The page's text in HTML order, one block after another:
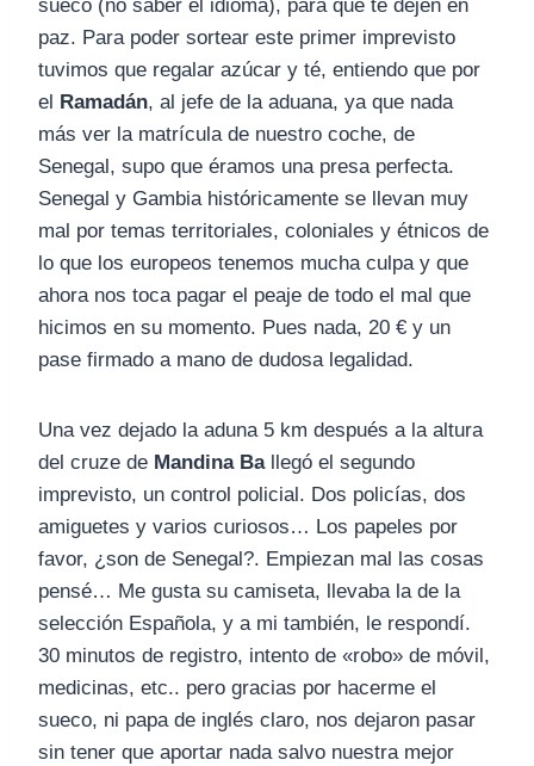
sueco (no saber el idioma), para que te dejen en
paz. Para poder sortear este primer imprevisto
tuvimos que regalar azúcar y té, entiendo que por
el
Ramadán, al jefe de la aduana, ya que nada
más ver la matrícula de nuestro coche, de
Senegal, supo que éramos una presa perfecta.
Senegal y Gambia históricamente se llevan muy
mal por temas territoriales, coloniales y étnicos de
lo que los europeos tenemos mucha culpa y que
ahora nos toca pagar el peaje de todo el mal que
hicimos en su momento. Pues nada, 20 € y un
pase firmado a mano de dudosa legalidad.
Una vez dejado la aduna 5 km después a la altura
del cruze de Mandina Ballegó el segundo
imprevisto, un control policial. Dos policías, dos
amiguetes y varios curiosos… Los papeles por
favor, ¿son de Senegal?. Empiezan mal las cosas
pensé… Me gusta su camiseta, llevaba la de la
selección Española, y a mi también, le respondí.
30 minutos de registro, intento de «robo» de móvil,
medicinas, etc.. pero gracias por hacerme el
sueco, ni papa de inglés claro, nos dejaron pasar
sin tener que aportar nada salvo nuestra mejor